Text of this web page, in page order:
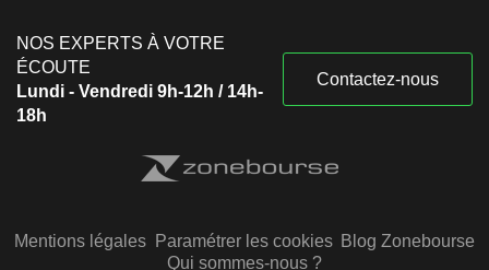
NOS EXPERTS À VOTRE
ÉCOUTE
Lundi - Vendredi 9h-12h / 14h-
18h
Contactez-nous
Mentions légales Paramétrer les cookies Blog Zonebourse
Qui sommes-nous ?